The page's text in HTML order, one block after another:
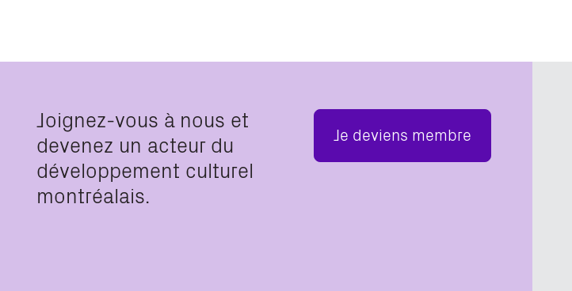
Joignez-vous à nous et
devenez un acteur du
développement culturel
montréalais.
Je deviens membre